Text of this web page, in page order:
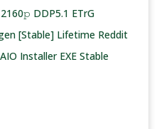
DDP5.1 ETrG
[Stable] Lifetime Reddit
Installer EXE Stable